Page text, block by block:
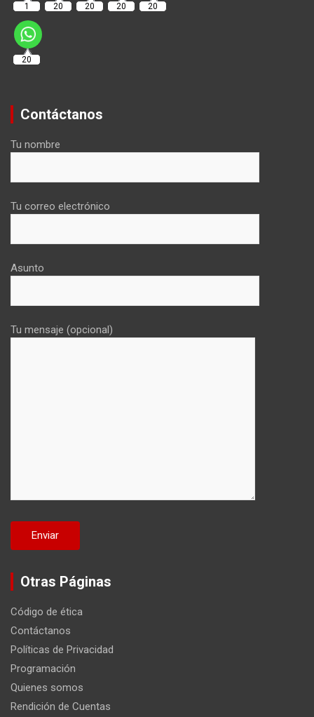
1 20 20 20 20
20
Contáctanos
Tu nombre
Tu correo electrónico
Asunto
Tu mensaje (opcional)
Otras Páginas
Código de ética
Contáctanos
Políticas de Privacidad
Programación
Quienes somos
Rendición de Cuentas